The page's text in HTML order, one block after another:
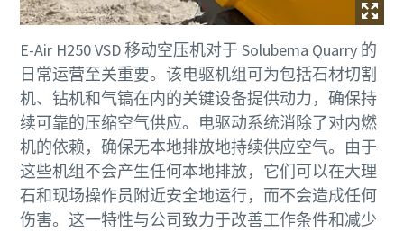
E-Air H250 VSD 移动空压机对于 Solubema Quarry 的
日常运营至关重要。该电驱机组可为包括石材切割
机、钻机和气镐在内的关键设备提供动力，确保持
续可靠的压缩空气供应。电驱动系统消除了对内燃
机的依赖，确保无本地排放地持续供应空气。由于
这些机组不会产生任何本地排放，它们可以在大理
石和现场操作员附近安全地运行，而不会造成任何
伤害。这一特性与公司致力于改善工作条件和减少